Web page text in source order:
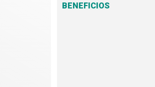
BENEFICIOS